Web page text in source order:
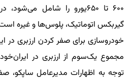
۶۰۰ تا ۶۵۰یورو را شامل
گیربکس اتوماتیک، پلوس‌ها و غیره
خودروسازی برای صفر کردن ارزبری
مجموع یک‌‌سوم از ارزبری در
توجه به اظهارات مدیرعامل ساپکو،